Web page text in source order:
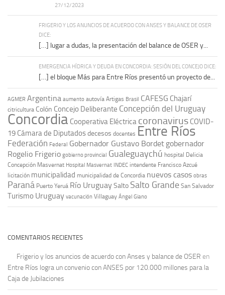
27/12/2023
FRIGERIO Y LOS ANUNCIOS DE ACUERDO CON ANSES Y BALANCE DE OSER
DICE:
[…] lugar a dudas, la presentación del balance de OSER y...
EMERGENCIA HÍDRICA Y DEUDA EN CONCORDIA: SESIÓN DEL CONCEJO DICE:
[…] el bloque Más para Entre Ríos presentó un proyecto de...
AGMER Argentina aumento autovía Artigas Brasil CAFESG Chajarí
citricultura Colón Concejo Deliberante Concepción del Uruguay
Concordia Cooperativa Eléctrica coronavirus COVID-
19 Cámara de Diputadosdecesos docentes Entre Ríos
Federación Federal Gobernador Gustavo Bordet gobernador
Rogelio Frigerio gobierno provincial Gualeguaychú hospital Delicia
Concepción Masvernat Hospital Masvernat INDEC intendente Francisco Azcué
licitación municipalidad municipalidad de Concordia nuevos casos obras
Paraná Puerto Yeruá Río UruguaySalto Salto Grande San Salvador
Turismo Uruguay vacunación Villaguay Ángel Giano
COMENTARIOS RECIENTES
Frigerio y los anuncios de acuerdo con Anses y balance de OSER en
Entre Ríos logra un convenio con ANSES por 120.000 millones para la
Caja de Jubilaciones